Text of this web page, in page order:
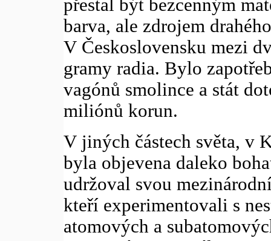
přestal být bezcenným
barva, ale zdrojem
V Československu mezi
gramy radia. Bylo
vagónů smolince a stát
miliónů korun.
V jiných částech světa, v
byla objevena daleko
udržoval svou
kteří experimentovali s
atomových a